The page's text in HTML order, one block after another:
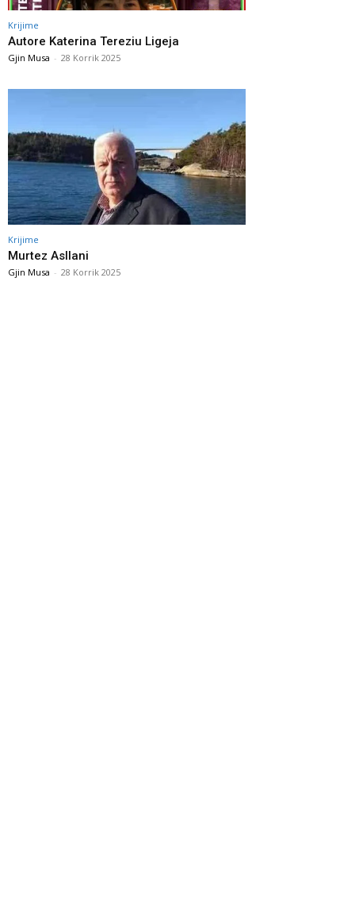
Krijime
Autore Katerina Tereziu Ligeja
Gjin Musa - 28 Korrik 2025
Krijime
Murtez Asllani
Gjin Musa - 28 Korrik 2025